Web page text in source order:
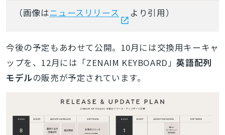
（画像はニュースリリース より引用）
今後の予定もあわせて公開。10月には交換用キーキャ
ップを、12月には「ZENAIM KEYBOARD」英語配列
モデルの販売が予定されています。